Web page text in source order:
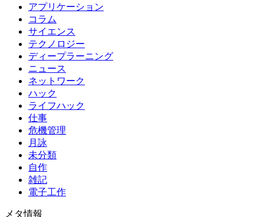
アプリケーション
コラム
サイエンス
テクノロジー
ディープラーニング
ニュース
ネットワーク
ハック
ライフハック
仕事
危機管理
月詠
未分類
自作
雑記
電子工作
メタ情報